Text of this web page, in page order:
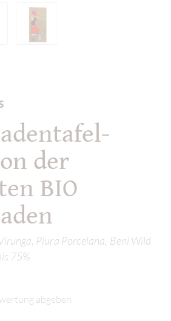
der
BIO
Piura Porcelana, Beni Wild
75%
abgeben